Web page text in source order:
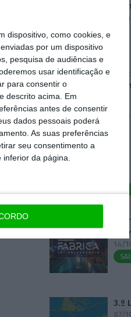
dispositivo, como cookies, e
por um dispositivo
pesquisa de audiências e
usar identificação e
para consentir o
descrito acima. Em
antes de consentir
dados pessoais poderá
As suas preferências
seu consentimento a
da página.
5
“Não
tenha
6
14/
3.º
07/